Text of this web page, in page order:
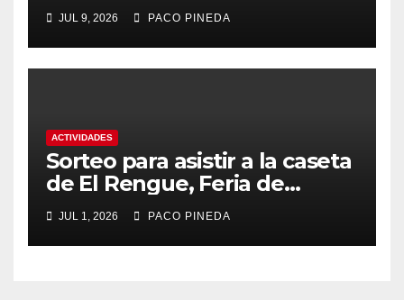
JUL 9, 2026 PACO PINEDA
ACTIVIDADES
Sorteo para asistir a la caseta
de El Rengue, Feria de
Málaga 2026
JUL 1, 2026 PACO PINEDA